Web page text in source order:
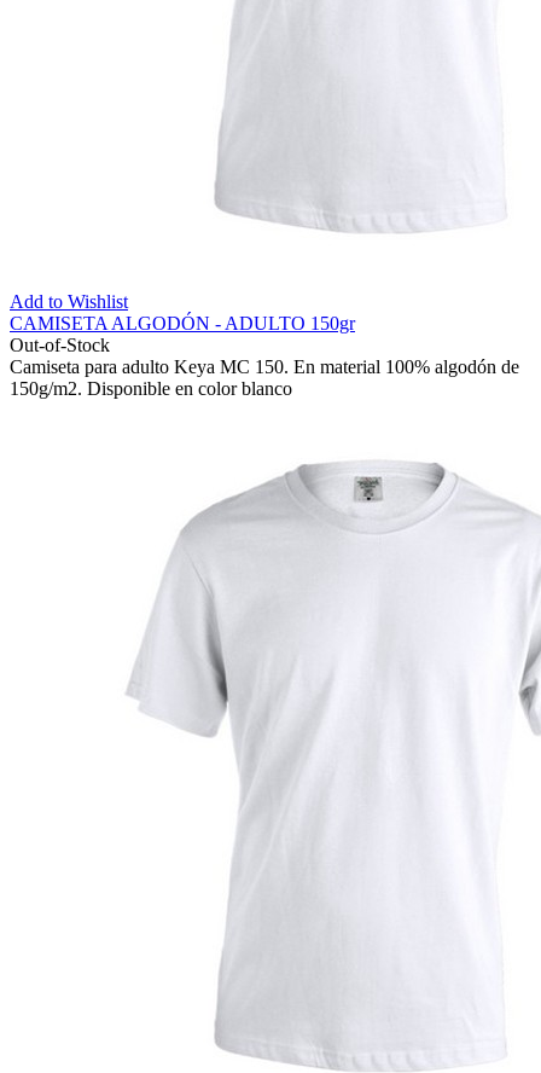
Add to Wishlist
CAMISETA ALGODÓN - ADULTO 150gr
Out-of-Stock
Camiseta para adulto Keya MC 150. En material 100% algodón de
150g/m2. Disponible en color blanco